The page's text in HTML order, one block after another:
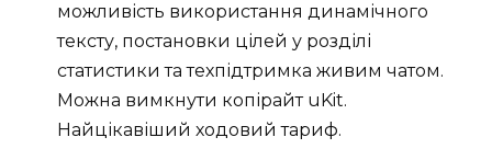
можливість використання динамічного
тексту, постановки цілей у розділі
статистики та техпідтримка живим чатом.
Можна вимкнути копірайт uKit.
Найцікавіший ходовий тариф.